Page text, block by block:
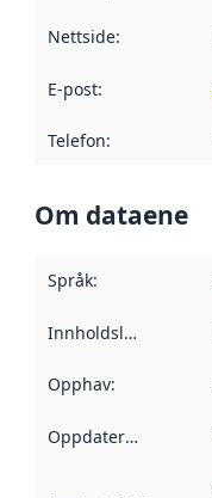
Nettside:
E-post:
Telefon:
Om dataene
Språk:
Innholdsleverandører
Opphav:
Oppdateringsfrekvens